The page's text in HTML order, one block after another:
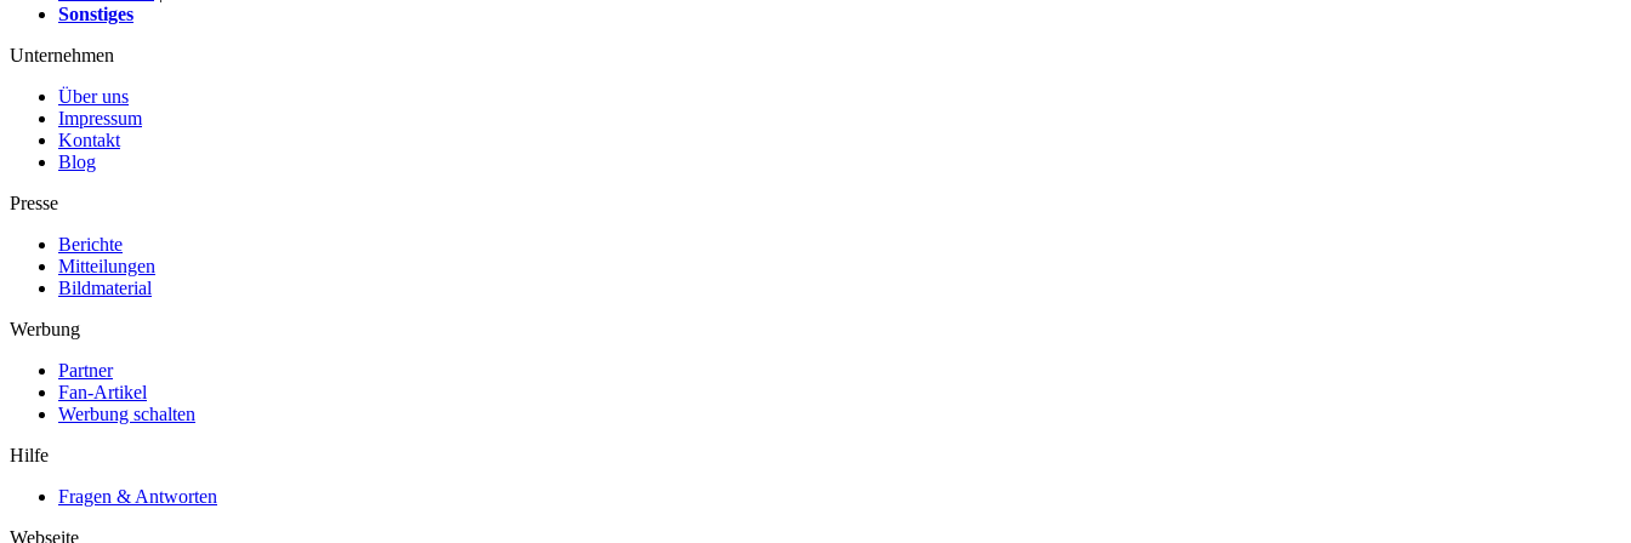
Sonstiges
Unternehmen
Über uns
Impressum
Kontakt
Blog
Presse
Berichte
Mitteilungen
Bildmaterial
Werbung
Partner
Fan-Artikel
Werbung schalten
Hilfe
Fragen & Antworten
Webseite